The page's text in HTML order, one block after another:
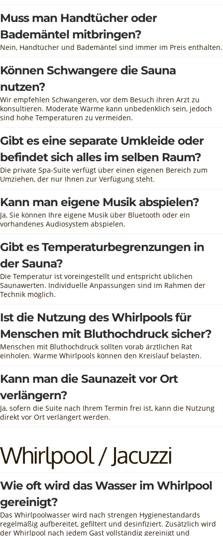
Muss man Handtücher oder
Bademäntel mitbringen?
Nein, Handtücher und Bademäntel sind immer im Preis enthalten.
Können Schwangere die Sauna
nutzen?
Wir empfehlen Schwangeren, vor dem Besuch ihren Arzt zu
konsultieren. Moderate Wärme kann unbedenklich sein, jedoch
sind hohe Temperaturen zu vermeiden.
Gibt es eine separate Umkleide oder
befindet sich alles im selben Raum?
Die private Spa-Suite verfügt über einen eigenen Bereich zum
Umziehen, der nur Ihnen zur Verfügung steht.
Kann man eigene Musik abspielen?
Ja, Sie können Ihre eigene Musik über Bluetooth oder ein
vorhandenes Audiosystem abspielen.
Gibt es Temperaturbegrenzungen in
der Sauna?
Die Temperatur ist voreingestellt und entspricht üblichen
Saunawerten. Individuelle Anpassungen sind im Rahmen der
Technik möglich.
Ist die Nutzung des Whirlpools für
Menschen mit Bluthochdruck sicher?
Menschen mit Bluthochdruck sollten vorab ärztlichen Rat
einholen. Warme Whirlpools können den Kreislauf belasten.
Kann man die Saunazeit vor Ort
verlängern?
Ja, sofern die Suite nach Ihrem Termin frei ist, kann die Nutzung
direkt vor Ort verlängert werden.
Whirlpool / Jacuzzi
Wie oft wird das Wasser im Whirlpool
gereinigt?
Das Whirlpoolwasser wird nach strengen Hygienestandards
regelmäßig aufbereitet, gefiltert und desinfiziert. Zusätzlich wird
der Whirlpool nach jedem Gast vollständig gereinigt und